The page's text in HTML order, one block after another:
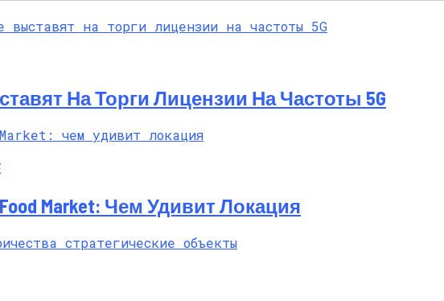
На Торги Лицензии На Частоты 5G
Market: Чем Удивит Локация